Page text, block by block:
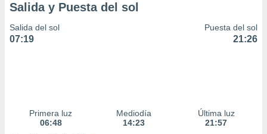
Salida y Puesta del sol
Salida del sol
07:19
Puesta del sol
21:26
Primera luz
06:48
Mediodía
14:23
Última luz
21:57